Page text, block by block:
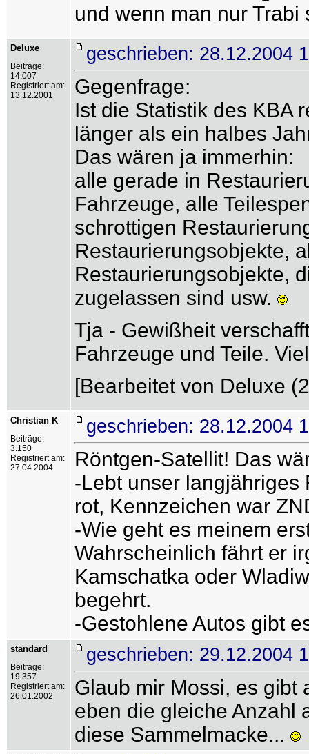
und wenn man nur
Deluxe
Beiträge:
14.007
Registriert am:
13.12.2001
geschrieben: 28.12.2004
Gegenfrage:
Ist die Statistik des KBA
länger als ein halbes
Das wären ja immerhin:
alle gerade in
Fahrzeuge, alle
schrottigen
Restaurierungsobjekte,
Restaurierungsobjekte,
zugelassen sind usw.
Tja - Gewißheit
Fahrzeuge und Teile.
[Bearbeitet von Deluxe
Christian K
Beiträge:
3.150
Registriert am:
27.04.2004
geschrieben: 28.12.2004
Röntgen-Satellit! Das
-Lebt unser langjähriges
rot, Kennzeichen war
-Wie geht es meinem
Wahrscheinlich fährt er
Kamschatka oder
begehrt.
-Gestohlene Autos gibt
standard
Beiträge:
19.357
Registriert am:
26.01.2002
geschrieben: 29.12.2004
Glaub mir Mossi, es gibt
eben die gleiche Anzahl
diese Sammelmacke...